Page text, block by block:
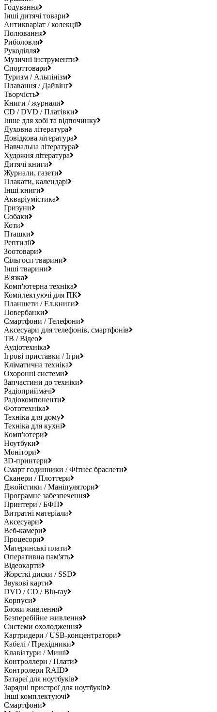
Годування
Інші дитячі товари
Антикваріат / колекції
Полювання
Риболовля
Рукоділля
Музичні інструменти
Спорттовари
Туризм / Альпінізм
Плавання / Дайвінг
Творчість
Книги / журнали
CD / DVD / Платівки
Інше для хобі та відпочинку
Духовна література
Довідкова література
Навчальна література
Художня література
Дитячі книги
Журнали, газети
Плакати, календарі
Інші книги
Акваріумістика
Гризуни
Собаки
Коти
Пташки
Рептилії
Зоотовари
Сільгосп тварини
Інші тварини
В'язка
Комп'ютерна техніка
Комплектуючі для ПК
Планшети / Ел.книги
Повербанки
Смартфони / Телефони
Аксесуари для телефонів, смартфонів
ТВ / Відео
Аудіотехніка
Ігрові приставки / Ігри
Кліматична техніка
Охоронні системи
Запчастини до техніки
Радіоприймачі
Радіокомпоненти
Фототехніка
Техніка для дому
Техніка для кухні
Комп'ютери
Ноутбуки
Монітори
3D-принтери
Смарт годинники / Фітнес браслети
Сканери / Плоттери
Джойстики / Маніпулятори
Програмне забезпечення
Принтери / БФП
Витратні матеріали
Аксесуари
Веб-камери
Процесори
Материнські плати
Оперативна пам'ять
Відеокарти
Жорсткі диски / SSD
Звукові карти
DVD / CD / Blu-ray
Корпуси
Блоки живлення
Безперебійне живлення
Системи охолодження
Картридери / USB-концентратори
Кабелі / Прехідники
Клавіатури / Миші
Контроллери / Плати
Контролери RAID
Батареї для ноутбуків
Зарядні пристрої для ноутбуків
Інші комплектуючі
Смартфони